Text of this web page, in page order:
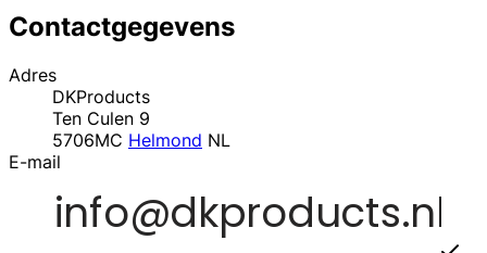
Contactgegevens
Adres
DKProducts
Ten Culen 9
5706MC Helmond NL
E-mail